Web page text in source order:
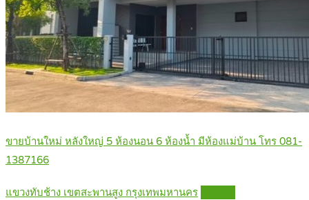
ขายบ้านใหม่ หลังใหญ่ 5 ห้องนอน 6 ห้องน้ำ มีห้องแม่บ้าน โทร 081-
1387166
แขวงทับช้าง เขตสะพานสูง กรุงเทพมหานคร